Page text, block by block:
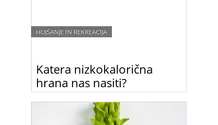
Katera nizkokalorična
hrana nas nasiti?
HUJŠANJE IN REKREACIJA
največji vpliv volumen hrane in ne kalorije. Katera
hrana nas torej nasiti, a ima le malo kalorij?